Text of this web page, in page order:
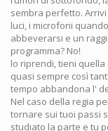
sembra perfetto.
luci, i microfoni
abbeverarsi e un
programma? No!
lo riprendi, tieni quella
quasi sempre così
tempo abbandona l'
Nel caso della regia
tornare sui tuoi passi
studiato la parte e tu